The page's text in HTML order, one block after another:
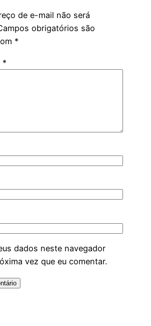
de e-mail não será
obrigatórios são
*
*
dados neste navegador
vez que eu comentar.